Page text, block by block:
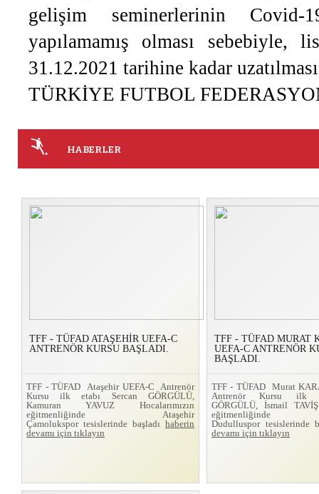
gelişim seminerlerinin Covid-
yapılamamış olması sebebiyle,
31.12.2021 tarihine kadar
TÜRKİYE FUTBOL
HABERLER
TFF - TÜFAD ATAŞEHİR UEFA-C
ANTRENÖR KURSU BAŞLADI.
TFF - TÜFAD Ataşehir UEFA-C Antrenör
Kursu ilk etabı Sercan GÖRGÜLÜ,
Kamuran YAVUZ Hocalarımızın
eğitmenliğinde Ataşehir
Çamolukspor tesislerinde başladı haberin
devamı için tıklayın
TFF - TÜFAD MURAT
UEFA-C ANTRENÖR
BAŞLADI.
TFF - TÜFAD Murat
Antrenör Kursu ilk
GÖRGÜLÜ, İsmail TAVİŞ
eğitmenliğinde
Dudulluspor tesislerinde
devamı için tıklayın